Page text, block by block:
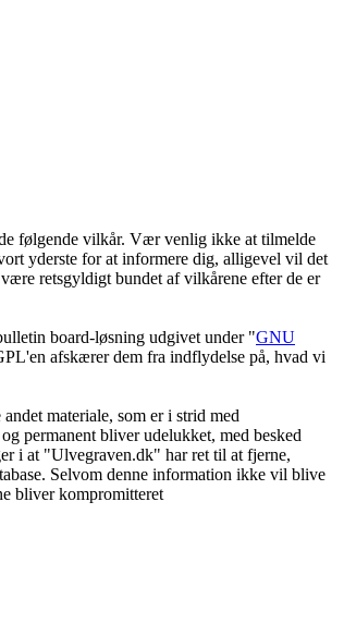
følgende vilkår. Vær venlig ikke at tilmelde
yderste for at informere dig, alligevel vil det
retsgyldigt bundet af vilkårene efter de er
board-løsning udgivet under "GNU
afskærer dem fra indflydelse på, hvad vi
materiale, som er i strid med
permanent bliver udelukket, med besked
i at "Ulvegraven.dk" har ret til at fjerne,
Selvom denne information ikke vil blive
bliver kompromitteret